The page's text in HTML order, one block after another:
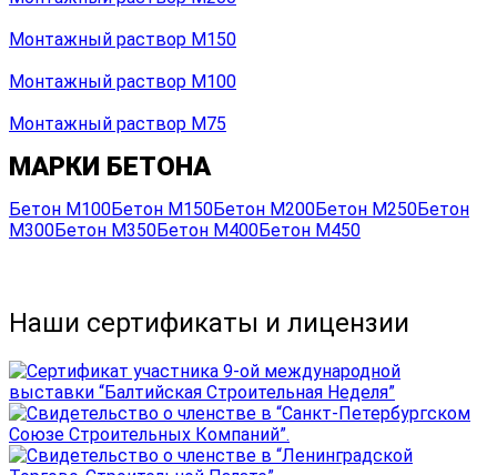
Монтажный раствор М150
Монтажный раствор М100
Монтажный раствор М75
МАРКИ БЕТОНА
Бетон М100Бетон М150Бетон М200Бетон М250Бетон
М300Бетон М350Бетон М400Бетон М450
Наши сертификаты и лицензии